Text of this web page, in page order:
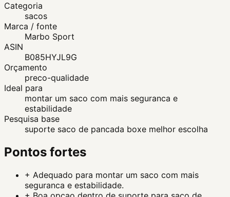
Categoria
sacos
Marca / fonte
Marbo Sport
ASIN
B085HYJL9G
Orçamento
preco-qualidade
Ideal para
montar um saco com mais seguranca e
estabilidade
Pesquisa base
suporte saco de pancada boxe melhor escolha
Pontos fortes
+ Adequado para montar um saco com mais
seguranca e estabilidade.